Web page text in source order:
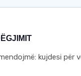
kujdesi për